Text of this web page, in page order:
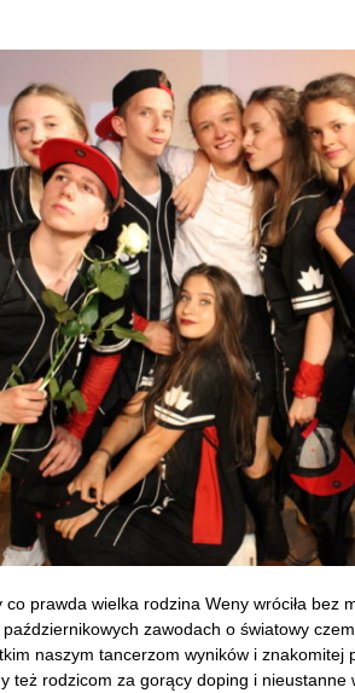
co prawda wielka rodzina Weny wróciła bez
zawodach o światowy
naszym tancerzom wyników i
też rodzicom za gorący doping i